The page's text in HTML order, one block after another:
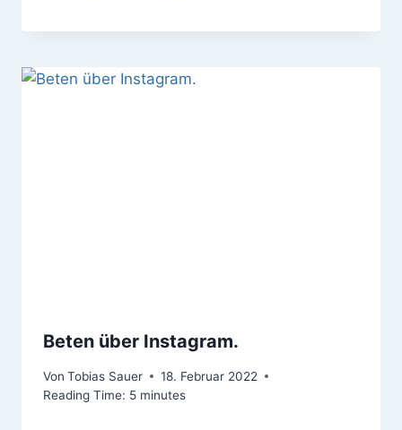
Beten über Instagram.
Von Tobias Sauer
18. Februar 2022
Reading Time: 5 minutes